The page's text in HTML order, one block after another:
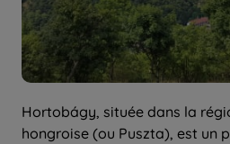
Hortobágy, située dans la
hongroise (ou Puszta), est un